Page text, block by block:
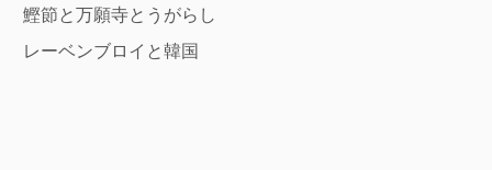
ン
鰹節と万願寺とうがらし
レーベンブロイと韓国